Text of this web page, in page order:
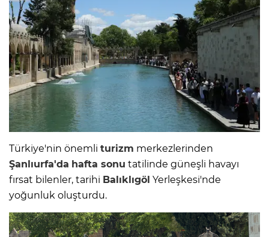
Türkiye'nin önemli turizm merkezlerinden
Şanlıurfa'da hafta sonu tatilinde güneşli havayı
fırsat bilenler, tarihi Balıklıgöl Yerleşkesi'nde
yoğunluk oluşturdu.